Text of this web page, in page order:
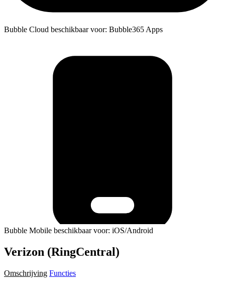
Bubble Cloud beschikbaar voor: Bubble365 Apps
Bubble Mobile beschikbaar voor: iOS/Android
Verizon (RingCentral)
Omschrijving Functies